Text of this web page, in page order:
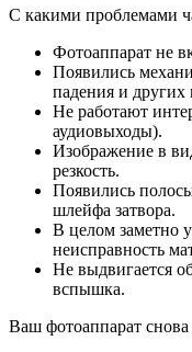
С какими проблемами
Фотоаппарат не
Появились
падения и других
Не работают
аудиовыходы).
Изображение в
резкость.
Появились
шлейфа затвора.
В целом заметно
неисправность
Не выдвигается
вспышка.
Ваш фотоаппарат